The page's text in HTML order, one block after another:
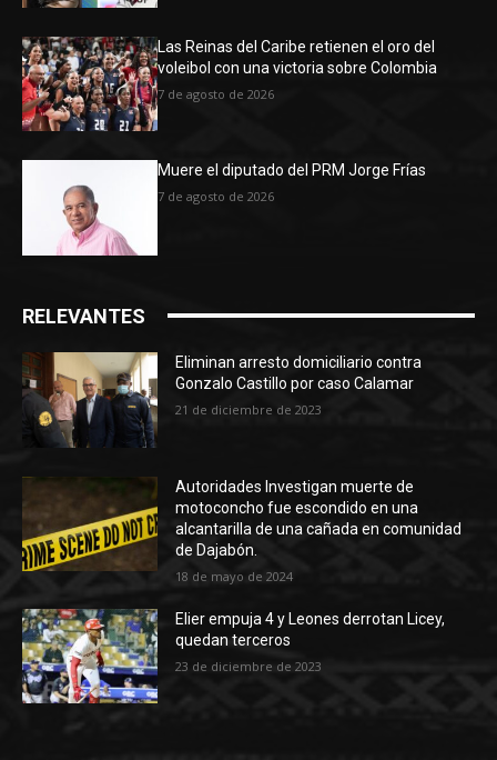
Las Reinas del Caribe retienen el oro del
voleibol con una victoria sobre Colombia
7 de agosto de 2026
Muere el diputado del PRM Jorge Frías
7 de agosto de 2026
RELEVANTES
Eliminan arresto domiciliario contra
Gonzalo Castillo por caso Calamar
21 de diciembre de 2023
Autoridades Investigan muerte de
motoconcho fue escondido en una
alcantarilla de una cañada en comunidad
de Dajabón.
18 de mayo de 2024
Elier empuja 4 y Leones derrotan Licey,
quedan terceros
23 de diciembre de 2023